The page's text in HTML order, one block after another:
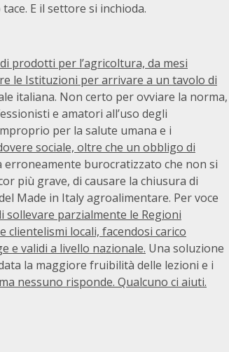
E il settore si inchioda.
prodotti per l’agricoltura, da mesi
le Istituzioni per arrivare a un tavolo di
italiana. Non certo per ovviare la norma,
e amatori all’uso degli
per la salute umana e i
sociale, oltre che un obbligo di
erroneamente burocratizzato che non si
più grave, di causare la chiusura di
Made in Italy agroalimentare. Per voce
parzialmente le Regioni
clientelismi locali, facendosi carico
e validi a livello nazionale. Una soluzione
la maggiore fruibilità delle lezioni e i
nessuno risponde. Qualcuno ci aiuti.